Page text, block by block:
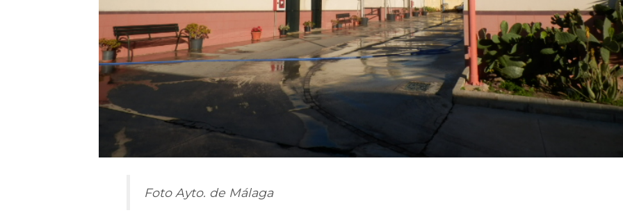
Foto Ayto. de Málaga